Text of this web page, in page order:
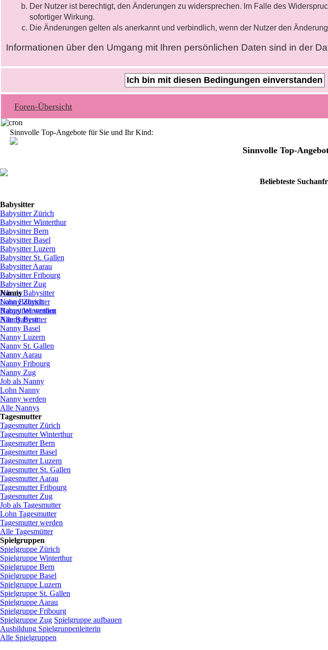
Der Nutzer ist berechtigt, den Änderungen zu widersprechen. Im Falle des
sofortiger Wirkung.
Die Änderungen gelten als anerkannt und verbindlich, wenn der Nutzer den
Informationen über den Umgang mit Ihren persönlichen Daten sind in der
Foren-Übersicht
Sinnvolle Top-Angebote für Sie und Ihr Kind:
Sinnvolle Top-
Beliebteste
Babysitter
Babysitter Zürich
Babysitter Winterthur
Babysitter Bern
Babysitter Basel
BabysitterLuzern
Babysitter St. Gallen
BabysitterAarau
BabysitterFribourg
Babysitter Zug
JobalsBabysitter
LohnBabysitter
Babysitterwerden
Alle Babysitter
Nanny
NannyZürich
Nanny Winterthur
Nanny Bern
Nanny Basel
Nanny Luzern
Nanny St. Gallen
Nanny Aarau
Nanny Fribourg
Nanny Zug
Job als Nanny
Lohn Nanny
Nanny werden
Alle Nannys
Tagesmutter
Tagesmutter Zürich
TagesmutterWinterthur
TagesmutterBern
TagesmutterBasel
Tagesmutter Luzern
TagesmutterSt. Gallen
Tagesmutter Aarau
Tagesmutter Fribourg
Tagesmutter Zug
Job als Tagesmutter
Lohn Tagesmutter
Tagesmutter werden
Alle Tagesmütter
Spielgruppen
Spielgruppe Zürich
Spielgruppe Winterthur
Spielgruppe Bern
Spielgruppe Basel
Spielgruppe Luzern
Spielgruppe St. Gallen
Spielgruppe Aarau
Spielgruppe Fribourg
Spielgruppe Zug Spielgruppe aufbauen
Ausbildung Spielgruppenleiterin
Alle Spielgruppen